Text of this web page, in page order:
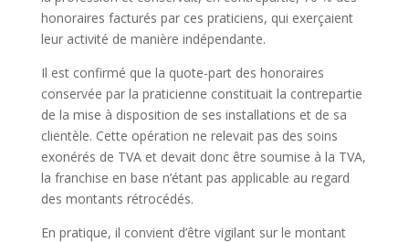
honoraires facturés par ces praticiens, qui exerçaient
leur activité de manière indépendante.
Il est confirmé que la quote-part des honoraires
conservée par la praticienne constituait la contrepartie
de la mise à disposition de ses installations et de sa
clientèle. Cette opération ne relevait pas des soins
exonérés de TVA et devait donc être soumise à la TVA,
la franchise en base n’étant pas applicable au regard
des montants rétrocédés.
En pratique, il convient d’être vigilant sur le montant